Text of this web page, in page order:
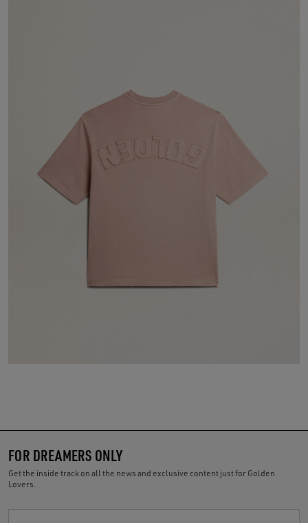
FOR DREAMERS ONLY
Get the inside track on all the news and exclusive content just for Golden
Lovers.